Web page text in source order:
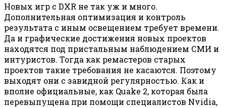
Новых игр с DXR не так уж и много.
Дополнительная оптимизация и контроль
результата с иным освещением требует времени.
Да и графические достижения новых проектов
находятся под пристальным наблюдением СМИ и
интуристов. Тогда как ремастеров старых
проектов такие требования не касаются. Поэтому
выходят они с завидной регулярностью. Как и
вполне официальные, как Quake 2, которая была
перевыпущена при помощи специалистов Nvidia,